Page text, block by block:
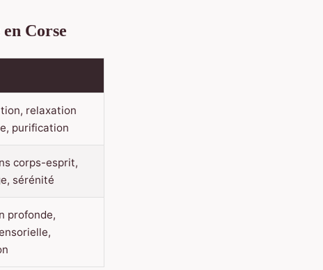
Corse
relaxation
purification
corps-esprit,
sérénité
profonde,